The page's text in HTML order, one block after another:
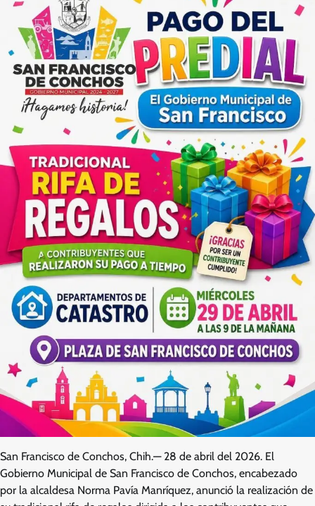
San Francisco de Conchos, Chih.— 28 de abril del 2026. El
Gobierno Municipal de San Francisco de Conchos, encabezado
por la alcaldesa Norma Pavía Manríquez, anunció la realización de